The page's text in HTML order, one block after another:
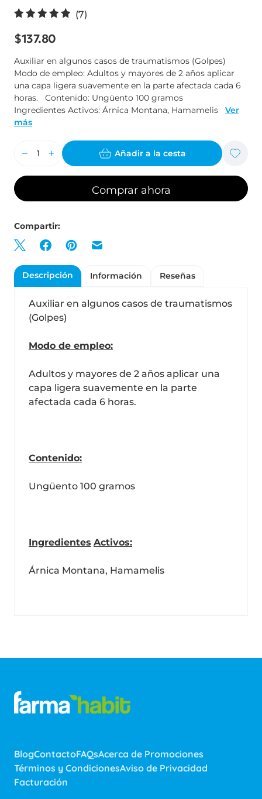
(7)
e
ñ
a
s
o
a
$137.80
Auxiliar en algunos casos de traumatismos (Golpes)
Modo de empleo: Adultos y mayores de 2 años aplicar
una capa ligera suavemente en la parte afectada cada 6
horas. Contenido: Ungüento 100 gramos
Ingredientes Activos: Árnica Montana, Hamamelis Ver
más
Añadir a la cesta
Comprar ahora
Compartir:
Descripción Información Reseñas
Auxiliar en algunos casos de traumatismos
(Golpes)
Modo de empleo:
Adultos y mayores de 2 años aplicar una
capa ligera suavemente en la parte
afectada cada 6 horas.
Contenido:
Ungüento 100 gramos
Ingredientes Activos:
Árnica Montana, Hamamelis
BlogContactoFAQsAcerca de Promociones
Términos y CondicionesAviso de Privacidad
Facturación